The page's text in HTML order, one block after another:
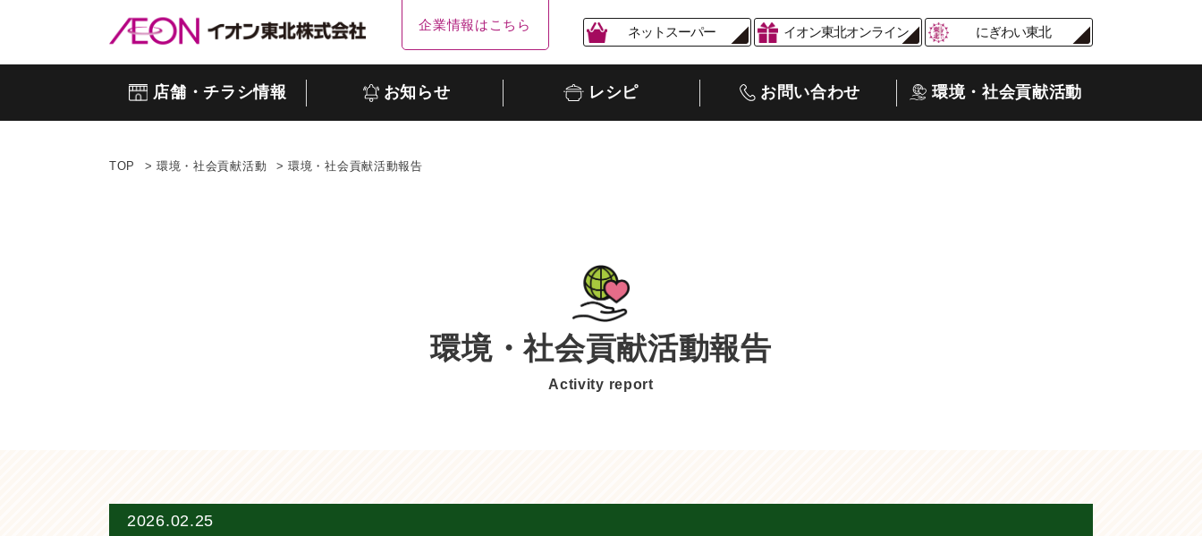
企業情報はこちら ネットスーパー イオン東北オンライン にぎわい東北
店舗・チラシ情報 お知らせ レシピ お問い合わせ 環境・社会貢献活動
TOP 環境・社会貢献活動 環境・社会貢献活動報告
環境・社会貢献活動報告
Activity report
2026.02.25